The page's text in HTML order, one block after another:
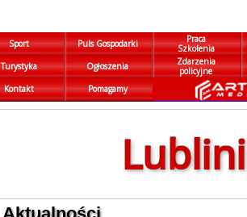
Sport Puls Gospodarki
Praca
Szkolenia
Turystyka Ogłoszenia
Zdarzenia
policyjne
Kontakt Pomagamy